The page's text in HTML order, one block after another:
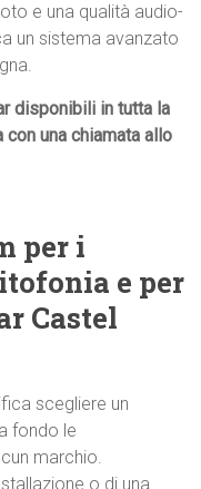
e una qualità audio-
un sistema avanzato
disponibili in tutta la
una chiamata allo
per i
e per
Castel
scegliere un
fondo le
marchio.
o di una